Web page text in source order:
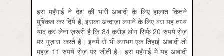
इस महँगाई ने देश की भारी आबादी के लिए हालात कितने
मुश्किल कर दिये हैं, इसका अन्दाज़ा लगाने के लिए बस यह तथ्य
याद कर लेना ज़रूरी है कि 84 करोड़ लोग सिर्फ 20 रुपये रोज़
पर गुज़ारा करते हैं। इनमें से भी लगभग एक तिहाई आबादी तो
महज़ 11 रुपये रोज़ पर जीती है। इस महँगाई में यह आबादी